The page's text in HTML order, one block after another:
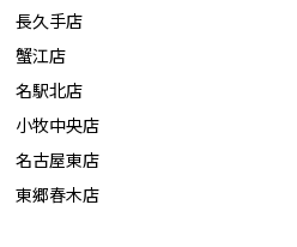
長久手店
蟹江店
名駅北店
小牧中央店
名古屋東店
東郷春木店